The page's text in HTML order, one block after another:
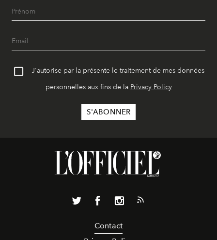
J'autorise par la présente le traitement de mes données
personnelles aux fins de la Privacy Policy
Contact